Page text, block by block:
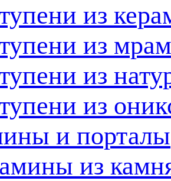
из
из
из
из
и порталы
из